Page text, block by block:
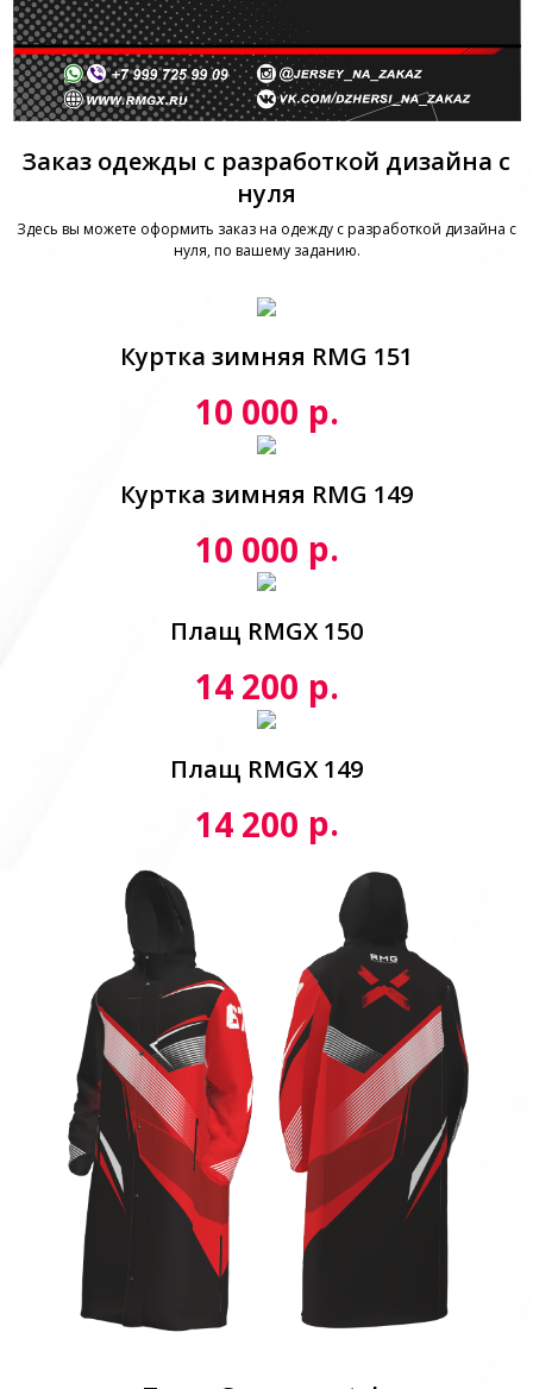
Заказ одежды с разработкой дизайна с
нуля
Здесь вы можете оформить заказ на одежду с разработкой дизайна с
нуля, по вашему заданию.
Куртка зимняя RMG 151
10 000 р.
Куртка зимняя RMG 149
10 000 р.
Плащ RMGX 150
14 200 р.
Плащ RMGX 149
14 200 р.